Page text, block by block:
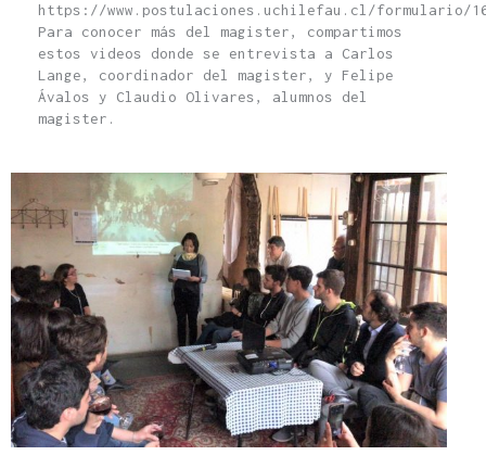
https://www.postulaciones.uchilefau.cl/formulario/
Para conocer más del magister, compartimos
estos videos donde se entrevista a Carlos
Lange, coordinador del magister, y Felipe
Ávalos y Claudio Olivares, alumnos del
magister.